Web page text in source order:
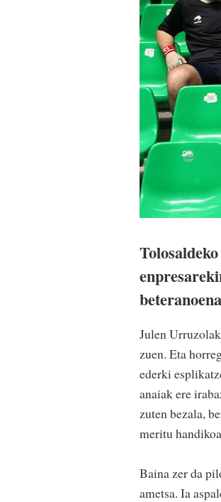
Julen
zuen. Eta
ederki
anaiak ere
zuten bezala,
meritu
Baina zer da
ametsa. Ia